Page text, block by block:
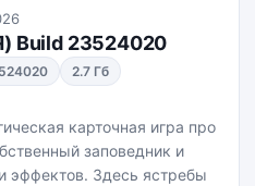
Build 23524020
2.7 Гб
карточная игра про
заповедник и
эффектов. Здесь ястребы